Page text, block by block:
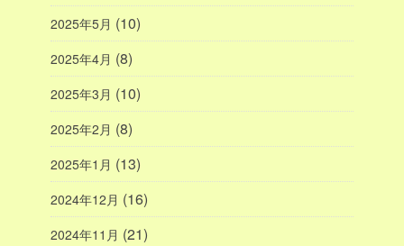
2025年5月 (10)
2025年4月 (8)
2025年3月 (10)
2025年2月 (8)
2025年1月 (13)
2024年12月 (16)
2024年11月 (21)